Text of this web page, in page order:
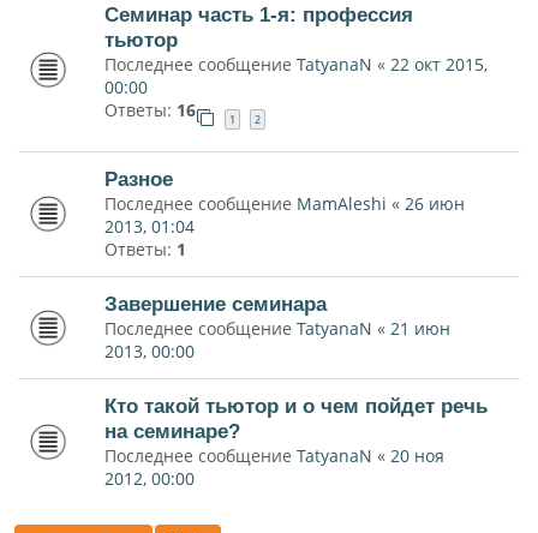
Семинар часть 1-я: профессия
тьютор
Последнее сообщение TatyanaN « 22 окт 2015,
00:00
Ответы: 16 1 2
Разное
Последнее сообщение MamAleshi « 26 июн
2013, 01:04
Ответы: 1
Завершение семинара
Последнее сообщение TatyanaN « 21 июн
2013, 00:00
Кто такой тьютор и о чем пойдет речь
на семинаре?
Последнее сообщение TatyanaN « 20 ноя
2012, 00:00